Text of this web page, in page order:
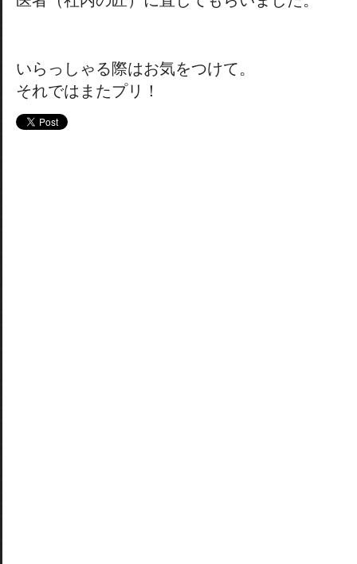
いらっしゃる際はお気をつけて。
それではまたプリ！